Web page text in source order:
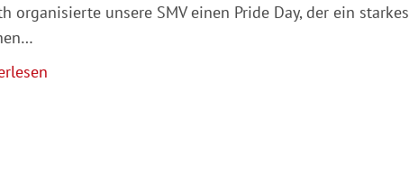
organisierte unsere SMV einen Pride Day, der ein starkes